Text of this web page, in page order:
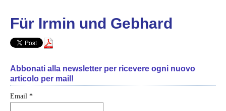
Für Irmin und Gebhard
Abbonati alla newsletter per ricevere ogni nuovo
articolo per mail!
Email *